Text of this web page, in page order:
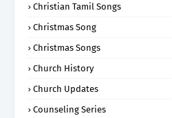
Christian Tamil Songs
Christmas Song
Christmas Songs
Church History
Church Updates
Counseling Series